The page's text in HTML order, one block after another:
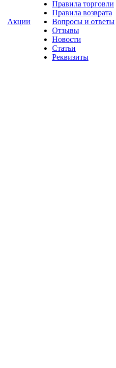
Акции
Правила торговли
Правила возврата
Вопросы и ответы
Отзывы
Новости
Статьи
Реквизиты